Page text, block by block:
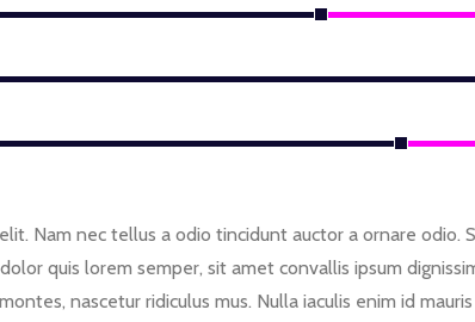
Nam nec tellus a odio tincidunt auctor a ornare
quis lorem semper, sit amet convallis ipsum
nascetur ridiculus mus. Nulla iaculis enim id